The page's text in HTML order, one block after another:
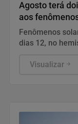
Agosto terá
aos
Fenômenos
dias 12, no
Visualizar